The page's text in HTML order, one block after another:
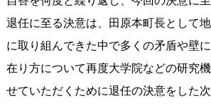
退任に至る決意は、田原本町長として
に取り組んできた中で多くの矛盾や壁
在り方について再度大学院などの研究
せていただくために退任の決意をした次